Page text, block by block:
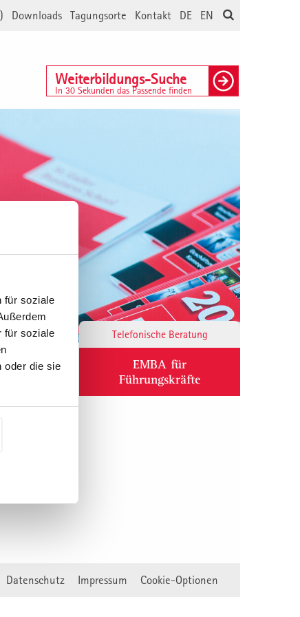
für soziale
für soziale
oder die sie
EN
DE
Kontakt
Tagungsorte
Downloads
)
Weiterbildungs-Suche
In 30 Sekunden das Passende finden
Telefonische Beratung
EMBA für
Führungskräfte
Datenschutz Impressum Cookie-Optionen